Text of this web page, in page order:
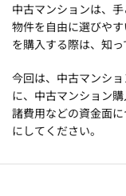
中古マンションは、
物件を自由に選びや
を購入する際は、知
今回は、中古マンシ
に、中古マンション
諸費用などの資金面
にしてください。